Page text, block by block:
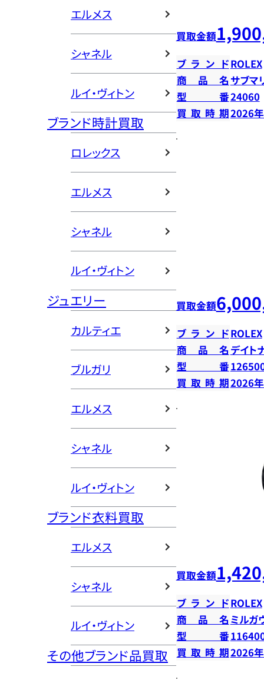
エルメス
シャネル
ルイ・ヴィトン
ブランド時計買取
ロレックス
エルメス
シャネル
ルイ・ヴィトン
ジュエリー
カルティエ
ブルガリ
エルメス
シャネル
ルイ・ヴィトン
ブランド衣料買取
エルメス
シャネル
ルイ・ヴィトン
その他ブランド品買取
買取金額
ブランドROLEX
商品名 サブマ
型番24060
買取時期2026
買取金額
ブランドROLEX
商品名 デイ
型番
買取時期2026
買取金額
ブランドROLEX
商品名 ミル
型番
買取時期2026